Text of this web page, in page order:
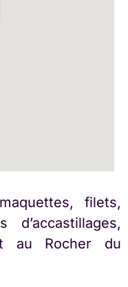
filets,
au Rocher du